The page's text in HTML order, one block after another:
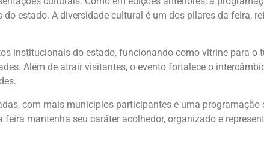
estado. A diversidade cultural é um dos pilares da feira,
institucionais do estado, funcionando como vitrine para o
Além de atrair visitantes, o evento fortalece o
com mais municípios participantes e uma
mantenha seu caráter acolhedor, organizado e